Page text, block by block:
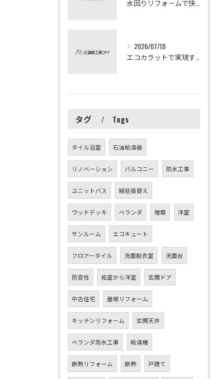
2026/07/18
タグ Tags
タイル浴室 石油給湯器
リノベーション バルコニー 防水工事
ユニットバス 絨毯張替え
ウッドデッキ ベランダ 増築 洋室
サンルーム エコキュート
フロアータイル 洗面脱衣室 洗面台
防音性 和室から洋室 玄関ドア
中古住宅 屋根リフォーム
キッチンリフォーム 玄関天井
ベランダ防水工事 給湯機
断熱リフォーム 断熱 戸建て